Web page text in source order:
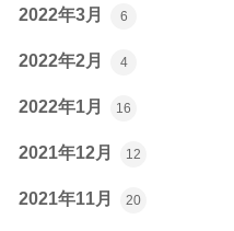
2022年3月 6
2022年2月 4
2022年1月 16
2021年12月 12
2021年11月 20